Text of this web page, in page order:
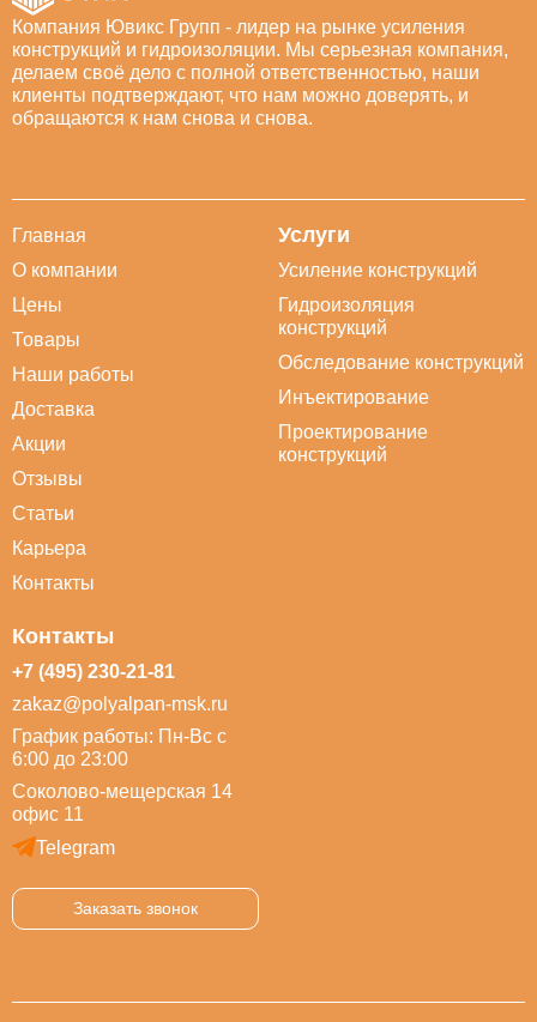
Компания Ювикс Групп - лидер на рынке усиления
конструкций и гидроизоляции. Мы серьезная компания,
делаем своё дело с полной ответственностью, наши
клиенты подтверждают, что нам можно доверять, и
обращаются к нам снова и снова.
Главная
О компании
Цены
Товары
Наши работы
Доставка
Акции
Отзывы
Статьи
Карьера
Контакты
Услуги
Усиление конструкций
Гидроизоляция
конструкций
Обследование конструкций
Инъектирование
Проектирование
конструкций
Контакты
+7 (495) 230-21-81
zakaz@polyalpan-msk.ru
График работы: Пн-Вс с
6:00 до 23:00
Соколово-мещерская 14
офис 11
Telegram
Заказать звонок